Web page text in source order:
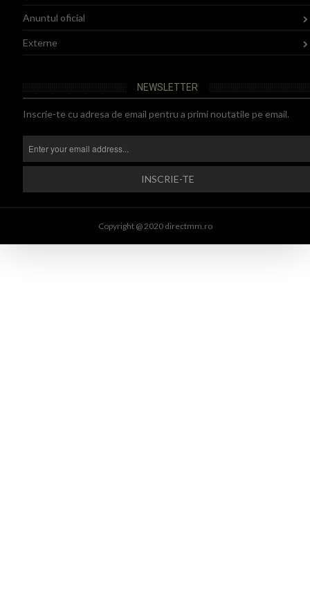
Anuntul oficial
Externe
NEWSLETTER
Inscrie-te cu adresa de email pentru a primi noutatile pe email.
Copyright @ 2020 directmm.ro